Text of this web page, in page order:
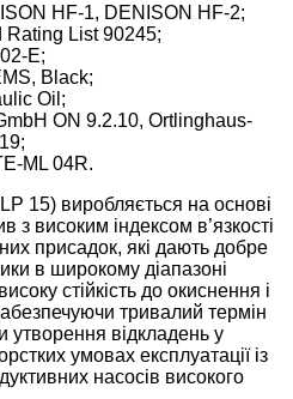
HF-1, DENISON HF-2;
List 90245;
E;
Black;
Oil;
ON 9.2.10, Ortlinghaus-
ML 04R.
15) виробляється на основі
з високим індексом в’язкості
присадок, які дають добре
в широкому діапазоні
стійкість до окиснення і
тривалий термін
утворення відкладень у
умовах експлуатації із
насосів високого